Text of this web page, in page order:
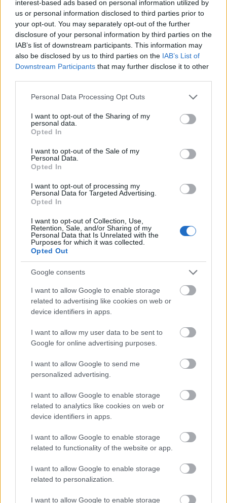
interest-based ads based on personal information utilized by
us or personal information disclosed to third parties prior to
your opt-out. You may separately opt-out of the further
disclosure of your personal information by third parties on the
IAB’s list of downstream participants. This information may
also be disclosed by us to third parties on the IAB’s List of
Downstream Participants that may further disclose it to other
Please note that this website/app uses one or more Google
not limited to your visit or usage behaviour. You may click to
grant or deny consent to Google and its third-party tags to
use your data for below specified purposes in below Google
consent section.
Personal Data Processing Opt Outs
I want to opt-out of the Sharing of my
personal data.
Opted In
I want to opt-out of the Sale of my
Personal Data.
Opted In
I want to opt-out of processing my
Personal Data for Targeted Advertising.
Opted In
I want to opt-out of Collection, Use,
Retention, Sale, and/or Sharing of my
Personal Data that Is Unrelated with the
Purposes for which it was collected.
Opted Out
Google consents
I want to allow Google to enable storage
related to advertising like cookies on web or
device identifiers in apps.
I want to allow my user data to be sent to
Google for online advertising purposes.
I want to allow Google to send me
personalized advertising.
I want to allow Google to enable storage
related to analytics like cookies on web or
device identifiers in apps.
I want to allow Google to enable storage
related to functionality of the website or app.
I want to allow Google to enable storage
related to personalization.
I want to allow Google to enable storage
Youssef llegó al Alavés el pasado verano traspasado desde
el Real Madrid tras destacar en Primera Federación con el
filial blanco. En sus primeros meses en Vitoria apenas contó
para Coudet, jugando solo unos minutos en dos encuentros
hasta que tuvo su primera titularidad en la jornada 6 ante el
Getafe.
seis titularidades en siete jornadas, hasta que volvió a
desaparecer de los onces a partir de la jornada 14, cuando
Coudet optó por Parada y Jonny en el lateral izquierdo.
partidos, participando en otros seis desde el banquillo y
quedándose sin jugar en dos.
La sanción por acumulación de amarillas de Jonny Otto en
la jornada 24 le abrió de nuevo la puerta de la titularidad
ante el Sevilla, donde firmó una buena actuación (4 puntos
Comunio) que convenció a Coudet. El técnico repitió
apuesta frente al Girona y el joven lateral no desaprovechó
la oportunidad.
Dado su buen rendimiento, es bastante probable que ‘Yusi’
siga siendo titular en las próximas jornadas y, por tanto, un
jugador útil en Comunio y más si tenemos en cuenta su
precio actual. Su valor de mercado es de 520.000 euros,
una cifra baja que podría incrementarse a corto plazo si
La jornada 25 de LaLiga 25/26 nos
dejó varios lesionados, cómo
Repasamos su estado y posible
tiempo de baja en este artículo.
A sus 20 años, Enríquez está afrontando su primera
experiencia en LaLiga tras formarse íntegramente en las